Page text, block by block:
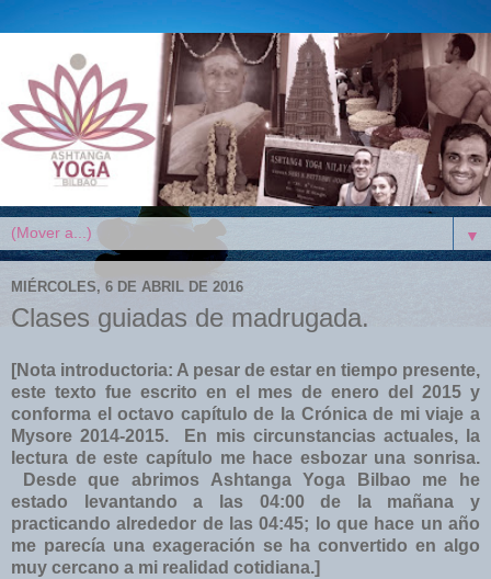
▼
MIÉRCOLES, 6 DE ABRIL DE 2016
Clases guiadas de madrugada.
[Nota introductoria: A pesar de estar en tiempo presente,
este texto fue escrito en el mes de enero del 2015 y
conforma el octavo capítulo de la Crónica de mi viaje a
Mysore 2014-2015. En mis circunstancias actuales, la
lectura de este capítulo me hace esbozar una sonrisa.
Desde que abrimos Ashtanga Yoga Bilbao me he
estado levantando a las 04:00 de la mañana y
practicando alrededor de las 04:45; lo que hace un año
me parecía una exageración se ha convertido en algo
muy cercano a mi realidad cotidiana.]